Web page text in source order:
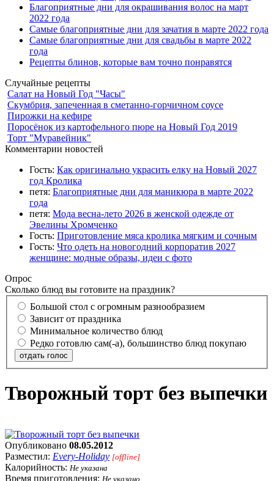
Благоприятные дни для окрашивания волос на март
2022 года
Самые благоприятные дни для зачатия в марте 2022 года
Самые благоприятные дни для свадьбы в марте 2022
года
Рецепты блинов, которые вам точно понравятся
Случайные рецепты
Салат на Новый Год "Часы"
Скумбрия, запеченная в сметанно-горчичном соусе
Пирожки на кефире
Поросёнок из картофельного пюре на Новый Год 2019
Торт "Муравейник"
Комментарии новостей
Гость: Как оригинально украсить елку на Новый 2027
год Кролика
петя: Благоприятные дни для маникюра в марте 2022
года
петя: Мода весна-лето 2026 в женской одежде от
Эвелины Хромченко
Гость: Приготовление мяса кролика мягким и сочным
Гость: Что одеть на новогодний корпоратив 2027
женщине: модные образы, идеи с фото
Опрос
Сколько блюд вы готовите на праздник?
Большой стол с огромным разнообразием
Зависит от праздника
Минимальное количество блюд
Редко готовлю сам(-а), большинство блюд покупаю
отдать голос
Творожный торт без выпечки
Опубликовано 08.05.2012
Разместил: Every-Holiday [offline]
Калорийность: Не указана
Время приготовления: Не указано